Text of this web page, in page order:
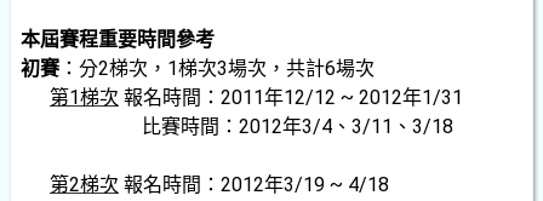
本屆賽程重要時間參考
初賽 ：分2梯次，1梯次3場次，共計6場次
第1梯次 報名時間：2011年12/12 ~ 2012年1/31
比賽時間：2012年3/4、3/11、3/18
第2梯次 報名時間：2012年3/19 ~ 4/18